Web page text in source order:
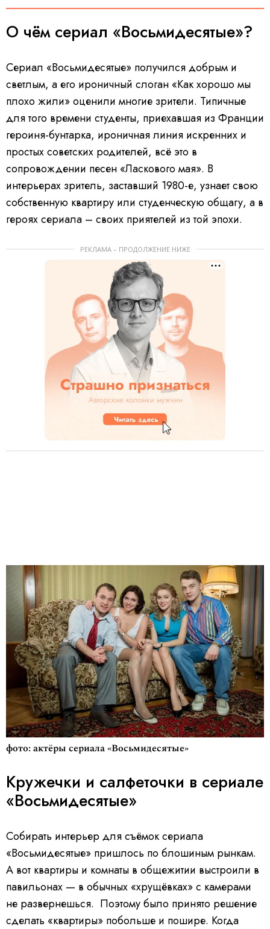
О чём сериал «Восьмидесятые»?
Сериал «Восьмидесятые» получился добрым и
светлым, а его ироничный слоган «Как хорошо мы
плохо жили» оценили многие зрители. Типичные
для того времени студенты, приехавшая из Франции
героиня-бунтарка, ироничная линия искренних и
простых советских родителей, всё это в
сопровождении песен «Ласкового мая». В
интерьерах зритель, заставший 1980-е, узнает свою
собственную квартиру или студенческую общагу, а в
героях сериала – своих приятелей из той эпохи.
РЕКЛАМА – ПРОДОЛЖЕНИЕ НИЖЕ
фото: актёры сериала «Восьмидесятые»
Кружечки и салфеточки в сериале
«Восьмидесятые»
Собирать интерьер для съёмок сериала
«Восьмидесятые» пришлось по блошиным рынкам.
А вот квартиры и комнаты в общежитии выстроили в
павильонах — в обычных «хрущёвках» с камерами
не развернешься. Поэтому было принято решение
сделать «квартиры» побольше и пошире. Когда